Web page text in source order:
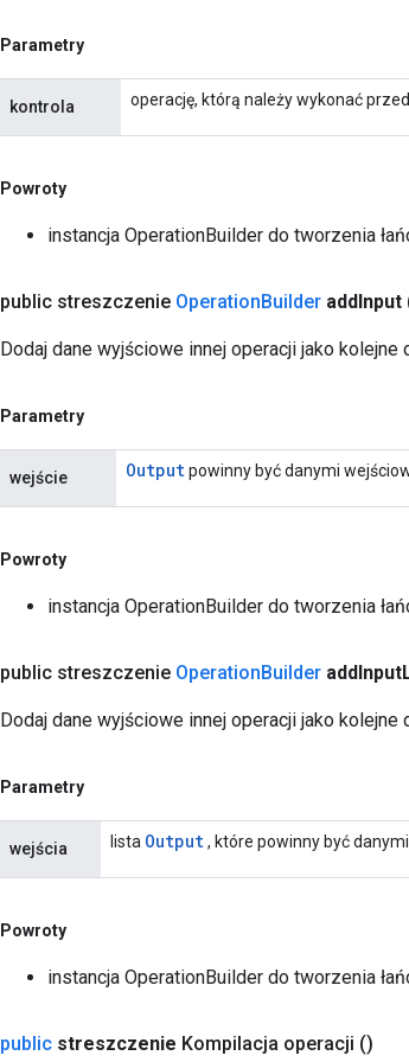
Parametry
kontrola operację, którą należy wykonać
Powroty
instancja OperationBuilder do tworzenia
public streszczenie OperationBuilder addInput
Dodaj dane wyjściowe innej operacji jako
Parametry
wejście Outputpowinny być danymi
Powroty
instancja OperationBuilder do tworzenia
public streszczenie OperationBuilder addInput
Dodaj dane wyjściowe innej operacji jako
Parametry
wejścia lista Output, które powinny być
Powroty
instancja OperationBuilder do tworzenia
public streszczenie Kompilacja operacji ()